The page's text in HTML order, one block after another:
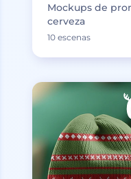
Mockups de
cerveza
10 escenas